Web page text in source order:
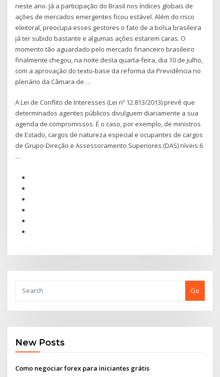
neste ano. Já a participação do Brasil nos índices globais de
ações de mercados emergentes ficou estável. Além do risco
eleitoral, preocupa esses gestores o fato de a bolsa brasileira
já ter subido bastante e algumas ações estarem caras. O
momento tão aguardado pelo mercado financeiro brasileiro
finalmente chegou, na noite desta quarta-feira, dia 10 de julho,
com a aprovação do texto-base da reforma da Previdência no
plenário da Câmara de …
A Lei de Conflito de Interesses (Lei nº 12.813/2013) prevê que
determinados agentes públicos divulguem diariamente a sua
agenda de compromissos. É o caso, por exemplo, de ministros
de Estado, cargos de natureza especial e ocupantes de cargos
de Grupo-Direção e Assessoramento Superiores (DAS) níveis 6
…
Go
New Posts
Como negociar forex para iniciantes grátis